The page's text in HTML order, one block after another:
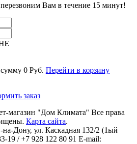
Вам в течение 15 минут!
0 Руб. Перейти в корзину
заказ
магазин "Дом Климата" Все права
Карта сайта.
на-Дону, ул. Каскадная 132/2 (1ый
19 / +7 928 122 80 91 E-mail: